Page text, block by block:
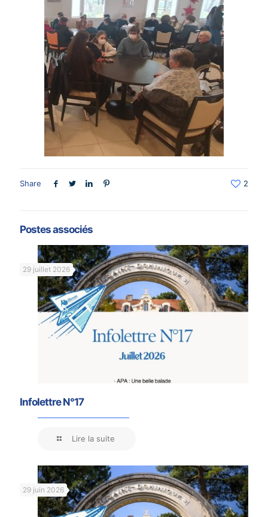
Share 2
Postes associés
29 juillet 2026
Infolettre N°17
Lire la suite
29 juin 2026